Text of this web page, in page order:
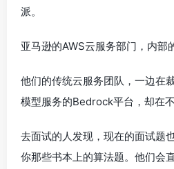
派。
亚马逊的AWS云服务部门，内部
他们的传统云服务团队，一边在
模型服务的Bedrock平台，却在不
去面试的人发现，现在的面试题
你那些书本上的算法题。他们会